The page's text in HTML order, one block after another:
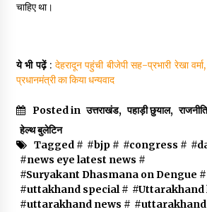
चाहिए था।
ये भी पढ़ें: देहरादून पहुंची बीजेपी सह-प्रभारी रेखा
प्रधानमंत्री का किया धन्यवाद
Posted in उत्तराखंड, पहाड़ी छुयाल, राजनीति
हेल्थ बुलेटिन
Tagged # #bjp# #congress #
#news eye latest news #
#Suryakant Dhasmana on Dengue #
#uttakhand special# #Uttarakhand
#uttarakhand news #